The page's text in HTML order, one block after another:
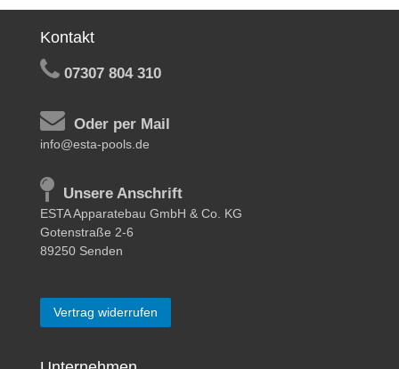
Kontakt
07307 804 310
Oder per Mail
info@esta-pools.de
Unsere Anschrift
ESTA Apparatebau GmbH & Co. KG
Gotenstraße 2-6
89250 Senden
Vertrag widerrufen